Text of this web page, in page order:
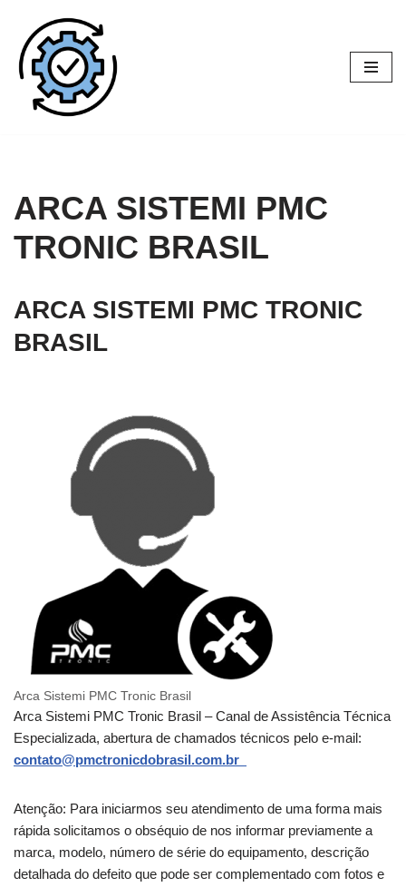
Pular
para
conteúdo
ARCA SISTEMI PMC
TRONIC BRASIL
ARCA SISTEMI PMC TRONIC
BRASIL
Arca Sistemi PMC Tronic Brasil
Arca Sistemi PMC Tronic Brasil – Canal de Assistência Técnica
Especializada, abertura de chamados técnicos pelo e-mail:
contato@pmctronicdobrasil.com.br
Atenção: Para iniciarmos seu atendimento de uma forma mais
rápida solicitamos o obséquio de nos informar previamente a
marca, modelo, número de série do equipamento, descrição
detalhada do defeito que pode ser complementado com fotos e